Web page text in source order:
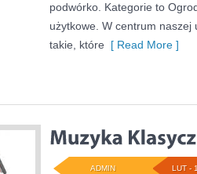
podwórko. Kategorie to
użytkowe. W centrum
takie, które [ Read More ]
LUT -
ADMIN